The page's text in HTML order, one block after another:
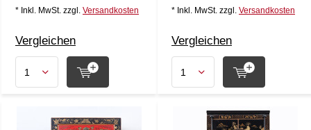
* Inkl. MwSt. zzgl. Versandkosten
Vergleichen
* Inkl. MwSt. zzgl. Versandkosten
Vergleichen